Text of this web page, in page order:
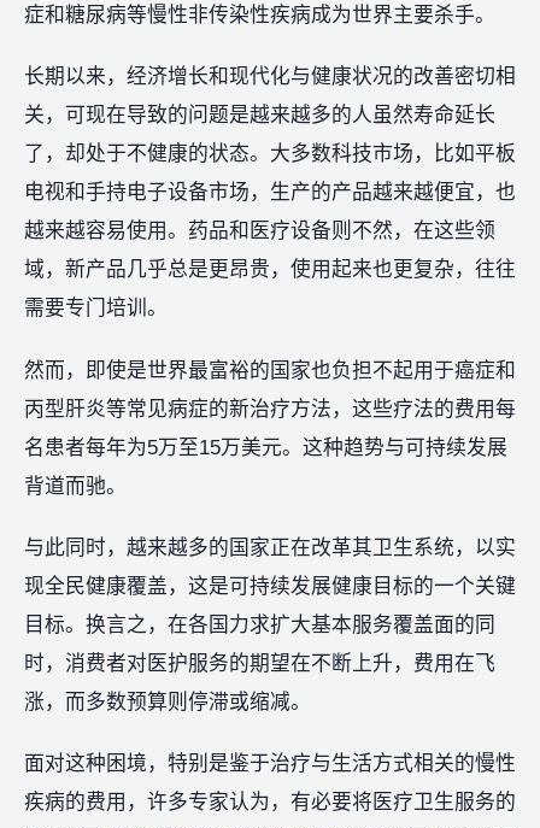
症和糖尿病等慢性非传染性疾病成为世界主要杀手。
长期以来，经济增长和现代化与健康状况的改善密切相
关，可现在导致的问题是越来越多的人虽然寿命延长
了，却处于不健康的状态。大多数科技市场，比如平板
电视和手持电子设备市场，生产的产品越来越便宜，也
越来越容易使用。药品和医疗设备则不然，在这些领
域，新产品几乎总是更昂贵，使用起来也更复杂，往往
需要专门培训。
然而，即使是世界最富裕的国家也负担不起用于癌症和
丙型肝炎等常见病症的新治疗方法，这些疗法的费用每
名患者每年为5万至15万美元。这种趋势与可持续发展
背道而驰。
与此同时，越来越多的国家正在改革其卫生系统，以实
现全民健康覆盖，这是可持续发展健康目标的一个关键
目标。换言之，在各国力求扩大基本服务覆盖面的同
时，消费者对医护服务的期望在不断上升，费用在飞
涨，而多数预算则停滞或缩减。
面对这种困境，特别是鉴于治疗与生活方式相关的慢性
疾病的费用，许多专家认为，有必要将医疗卫生服务的